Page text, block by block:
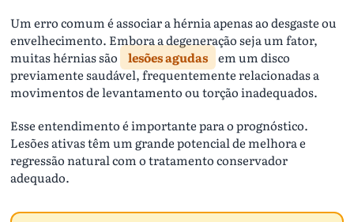
Um erro comum é associar a hérnia apenas ao desgaste ou
envelhecimento. Embora a degeneração seja um fator,
muitas hérnias são
lesões agudas em um disco
previamente saudável, frequentemente relacionadas a
movimentos de levantamento ou torção inadequados.
Esse entendimento é importante para o prognóstico.
Lesões ativas têm um grande potencial de melhora e
regressão natural com o tratamento conservador
adequado.